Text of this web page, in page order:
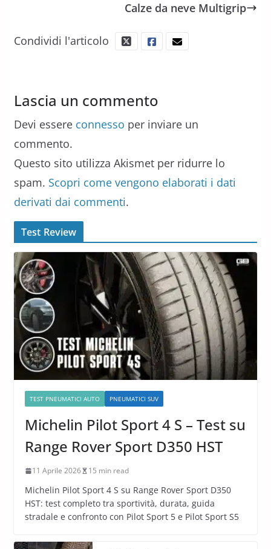
Calze da neve Multigrip
Condividi l'articolo
Lascia un commento
Devi essere connesso per inviare un
commento.
Questo sito utilizza Akismet per ridurre lo
spam. Scopri come vengono elaborati i dati
derivati dai commenti.
Test Review
TEST PNEUMATICI AUTO PNEUMATICI SUV
Michelin Pilot Sport 4 S – Test su
Range Rover Sport D350 HST
11 Aprile 2026 15 min read
Michelin Pilot Sport 4 S su Range Rover Sport D350
HST: test completo tra sportività, durata, guida
stradale e confronto con Pilot Sport 5 e Pilot Sport S5